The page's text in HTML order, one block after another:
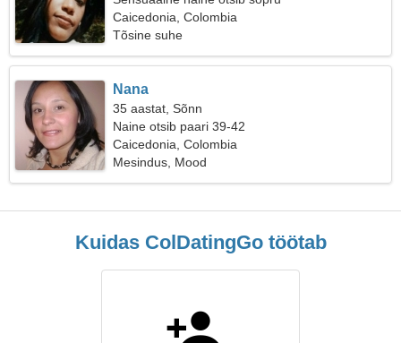
Caicedonia, Colombia
Tõsine suhe
Nana
35 aastat, Sõnn
Naine otsib paari 39-42
Caicedonia, Colombia
Mesindus, Mood
Kuidas ColDatingGo töötab